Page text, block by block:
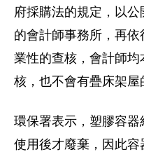
府採購法的規定，以
的會計師事務所，再
業性的查核，會計師
核，也不會有疊床架屋
環保署表示，塑膠容
使用後才廢棄，因此